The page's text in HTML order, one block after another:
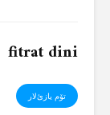
fitrat dini
تۆم یازئ‌لار